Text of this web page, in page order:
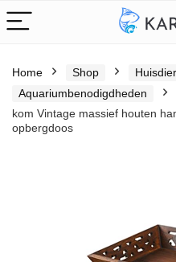
Home Shop
Aquariumbenodigdheden
kom Vintage massief houten
opbergdoos